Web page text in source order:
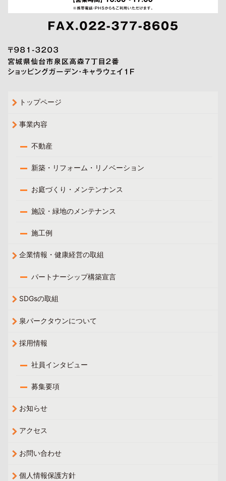
トップページ
事業内容
不動産
新築・リフォーム・リノベーション
お庭づくり・メンテンナンス
施設・緑地のメンテナンス
施工例
企業情報・健康経営の取組
パートナーシップ構築宣言
SDGsの取組
泉パークタウンについて
採用情報
社員インタビュー
募集要項
お知らせ
アクセス
お問い合わせ
個人情報保護方針